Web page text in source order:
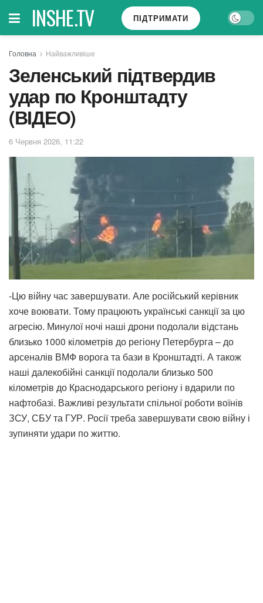
INSHE.TV ПІДТРИМАТИ
Головна Найважливіше
Зеленський підтвердив
удар по Кронштадту
(ВІДЕО)
6 Червня 2026, 11:22
-Цю війну час завершувати. Але російський керівник
хоче воювати. Тому працюють українські санкції за цю
агресію. Минулої ночі наші дрони подолали відстань
близько 1000 кілометрів до регіону Петербурга – до
арсеналів ВМФ ворога та бази в Кронштадті. А також
наші далекобійні санкції подолали близько 500
кілометрів до Краснодарського регіону і вдарили по
нафтобазі. Важливі результати спільної роботи воїнів
ЗСУ, СБУ та ГУР. Росії треба завершувати свою війну і
зупиняти удари по життю.